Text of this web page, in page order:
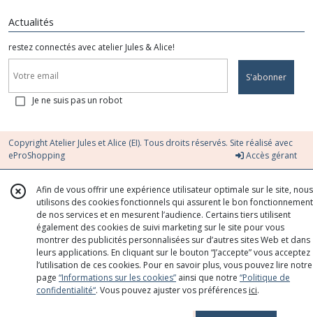
Actualités
restez connectés avec atelier Jules & Alice!
S'abonner
Je ne suis pas un robot
Copyright Atelier Jules et Alice (EI). Tous droits réservés. Site réalisé avec
eProShopping
Accès gérant
Afin de vous offrir une expérience utilisateur optimale sur le site, nous
utilisons des cookies fonctionnels qui assurent le bon fonctionnement
de nos services et en mesurent l’audience. Certains tiers utilisent
également des cookies de suivi marketing sur le site pour vous
montrer des publicités personnalisées sur d’autres sites Web et dans
leurs applications. En cliquant sur le bouton “J’accepte” vous acceptez
l’utilisation de ces cookies. Pour en savoir plus, vous pouvez lire notre
page “Informations sur les cookies” ainsi que notre “Politique de
confidentialité“. Vous pouvez ajuster vos préférences ici.